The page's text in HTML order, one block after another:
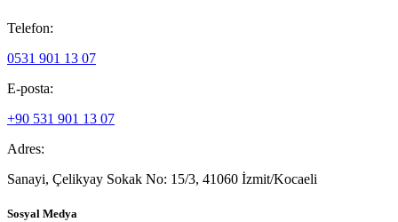
Telefon:
0531 901 13 07
E-posta:
+90 531 901 13 07
Adres:
Sanayi, Çelikyay Sokak No: 15/3, 41060 İzmit/Kocaeli
Sosyal Medya